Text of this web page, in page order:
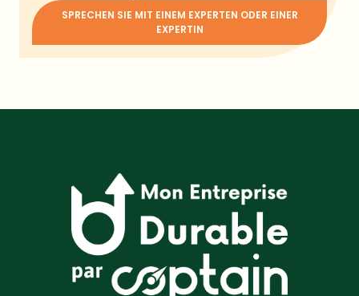
SPRECHEN SIE MIT EINEM EXPERTEN ODER EINER
EXPERTIN